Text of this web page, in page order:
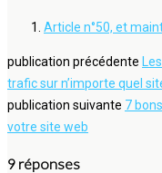
Article n°50, et
publication précédente
trafic sur n’importe quel
publication suivante 7
votre site web
9 réponses